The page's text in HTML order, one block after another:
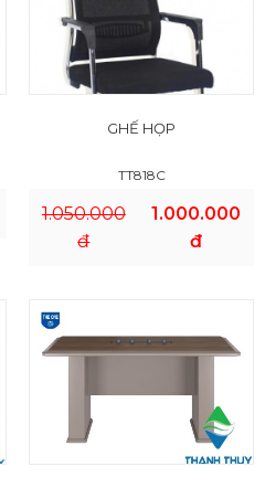
GHẾ HỌP
TT818C
1.050.000
đ
1.000.000
đ